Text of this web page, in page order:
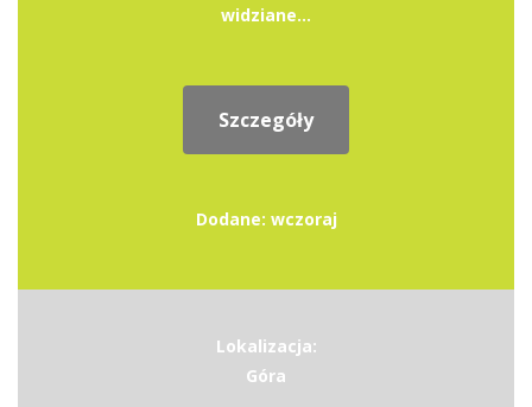
widziane...
Szczegóły
Dodane: wczoraj
Lokalizacja:
Góra